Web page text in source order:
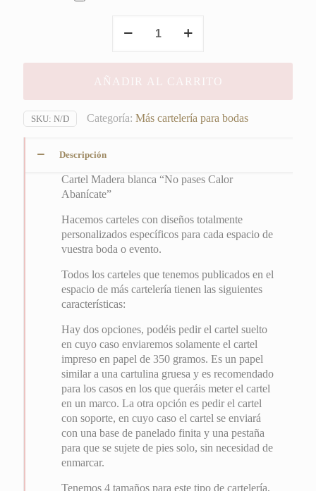
Madera
"No
pases
Abanícate"
cantidad
AÑADIR AL CARRITO
SKU: N/D Categoría: Más cartelería para bodas
Descripción
Cartel Madera blanca “No pases Calor
Abanícate”
Hacemos carteles con diseños totalmente
personalizados específicos para cada espacio de
vuestra boda o evento.
Todos los carteles que tenemos publicados en el
espacio de más cartelería tienen las siguientes
características:
Hay dos opciones, podéis pedir el cartel suelto
en cuyo caso enviaremos solamente el cartel
impreso en papel de 350 gramos. Es un papel
similar a una cartulina gruesa y es recomendado
para los casos en los que queráis meter el cartel
en un marco. La otra opción es pedir el cartel
con soporte, en cuyo caso el cartel se enviará
con una base de panelado finita y una pestaña
para que se sujete de pies solo, sin necesidad de
enmarcar.
Tenemos 4 tamaños para este tipo de cartelería,